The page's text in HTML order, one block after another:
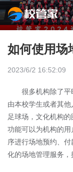
如何使用场
2023/6/2 16:52:09
很多机构除了平时
由本校学生或者其他
足球场，文化机构
功能可以为机构的
序进行场地预约、
化的场地管理服务，